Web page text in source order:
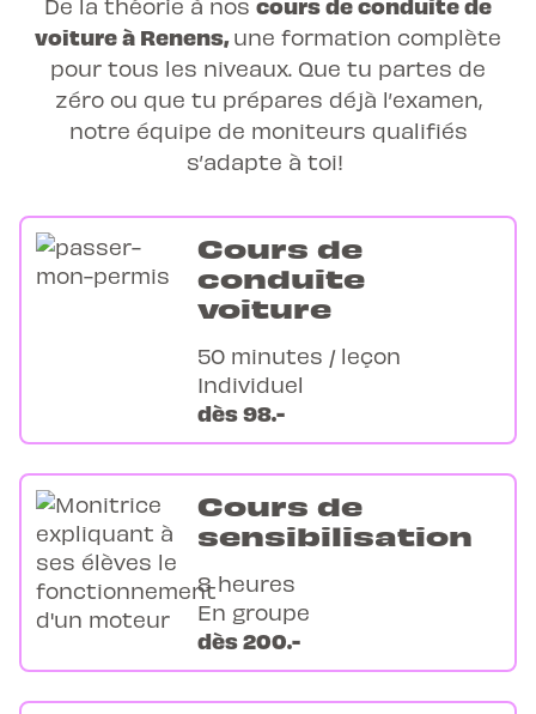
De la théorie à nos
voiture à Renens,une formation complète
pour tous les niveaux. Que tu partes de
zéro ou que tu prépares déjà l’examen,
notre équipe de moniteurs qualifiés
s’adapte à toi!
Cours de
conduite
voiture
50 minutes / leçon
Individuel
dès 98.-
Cours de
sensibilisation
8 heures
En groupe
dès 200.-